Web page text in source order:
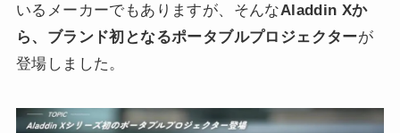
いるメーカーでもありますが、そんなAladdin Xか
ら、ブランド初となるポータブルプロジェクターが
登場しました。